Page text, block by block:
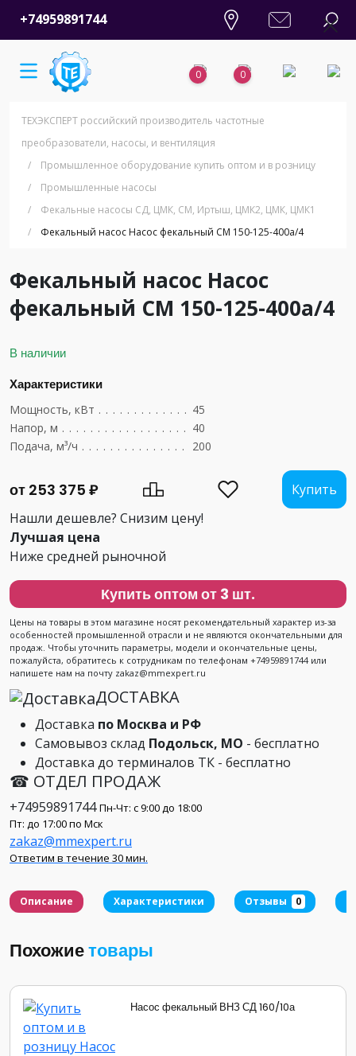
+74959891744
0 0
ТЕХЭКСПЕРТ российский производитель частотные
преобразователи, насосы, и вентиляция
/
Промышленное оборудование купить оптом и в розницу
/
Промышленные насосы
/
Фекальные насосы СД, ЦМК, СМ, Иртыш, ЦМК2, ЦМК, ЦМК1
/
Фекальный насос Насос фекальный СМ 150-125-400а/4
Фекальный насос Насос
фекальный СМ 150-125-400а/4
В наличии
Характеристики
Мощность, кВт
45
Напор, м
40
Подача, м³/ч
200
от 253 375 ₽
Купить
Нашли дешевле? Снизим цену!
Лучшая цена
Ниже средней рыночной
Купить оптом от 3 шт.
Цены на товары в этом магазине носят рекомендательный характер из-за
особенностей промышленной отрасли и не являются окончательными для
продаж. Чтобы уточнить параметры, модели и окончательные цены,
пожалуйста, обратитесь к сотрудникам по телефонам +74959891744 или
напишете нам на почту zakaz@mmexpert.ru
ДОСТАВКА
Доставка по Москва и РФ
Самовывоз склад Подольск, МО - бесплатно
Доставка до терминалов ТК - бесплатно
☎ ОТДЕЛ ПРОДАЖ
+74959891744 Пн-Чт: с 9:00 до 18:00
Пт: до 17:00 по Мск
zakaz@mmexpert.ru
Ответим в течение 30 мин.
Описание Характеристики Отзывы 0
Похожиетовары
Насос фекальный ВНЗ СД 160/10а